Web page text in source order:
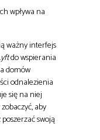
wpływa na
ważny interfejs
do wspierania
domów
odnalezienia
się na niej
aby
swoją